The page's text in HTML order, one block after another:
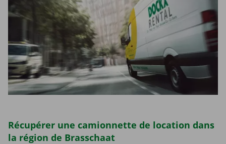
Récupérer une camionnette de location dans
la région de Brasschaat